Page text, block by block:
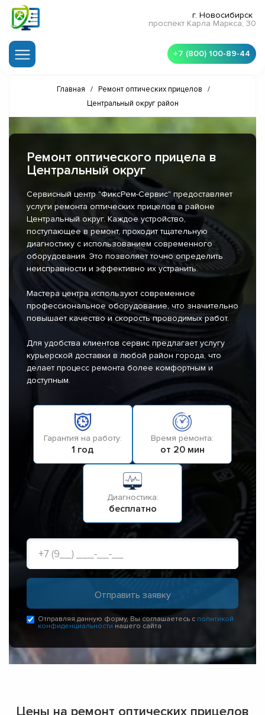
г. Новосибирск
проспект Карла Маркса, 30
+7 (800) 100-89-44
Главная / Ремонт оптических прицелов
/
Центральный округ район
Ремонт оптического прицела в
Центральный округ
Сервисный центр "ФиксРем-Сервис" предоставляет
услуги ремонта оптических прицелов в районе
Центральный округ. Каждое устройство,
поступающее в ремонт, проходит тщательную
диагностику с использованием современного
оборудования. Это позволяет точно определить
неисправности и эффективно их устранить.
Мастера центра используют современное
профессиональное оборудование, что значительно
повышает качество и скорость проводимых работ.
Для удобства клиентов сервис предлагает услугу
курьерской доставки в любой район города, что
делает процесс ремонта более комфортным и
доступным.
Гарантия на работу:
1 год
Время ремонта:
от 20 мин
Диагностика:
бесплатно
Отправляя данную форму, Вы соглашаетесь с политикой
конфиденциальности нашего сайта